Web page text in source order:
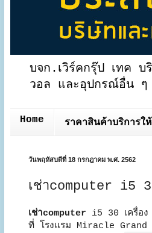
บจก.เวิร์คกรุ๊ป เทค บ
วอล และอุปกรณ์อื่น ๆ
Home ราคาสินค้าบริการให้
วันพฤหัสบดีที่ 18 กรกฎาคม พ.ศ. 2562
เช่าcomputer i5
เช่าcomputer i5 30 เครื่อง
ที่ โรงแรม Miracle Grand